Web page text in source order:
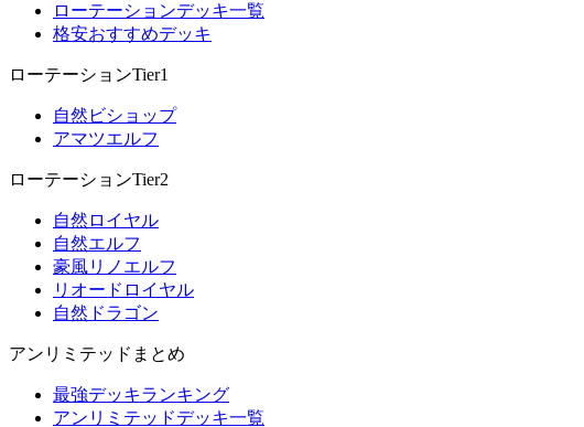
ローテーションデッキ一覧
格安おすすめデッキ
ローテーションTier1
自然ビショップ
アマツエルフ
ローテーションTier2
自然ロイヤル
自然エルフ
豪風リノエルフ
リオードロイヤル
自然ドラゴン
アンリミテッドまとめ
最強デッキランキング
アンリミテッドデッキ一覧